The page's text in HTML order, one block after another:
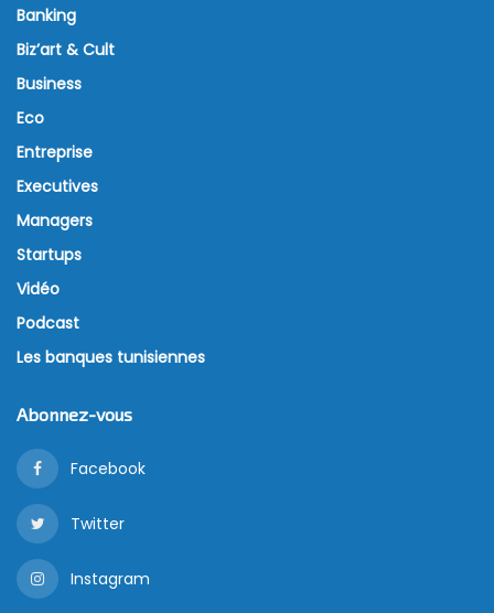
Banking
Biz’art & Cult
Business
Eco
Entreprise
Executives
Managers
Startups
Vidéo
Podcast
Les banques tunisiennes
Abonnez-vous
Facebook
Twitter
Instagram